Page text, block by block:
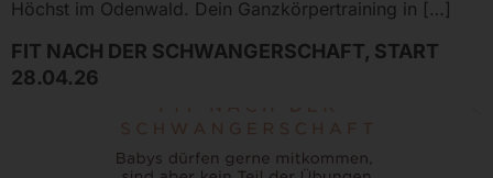
Höchst im Odenwald. Dein Ganzkörpertraining in […]
FIT NACH DER SCHWANGERSCHAFT, START
28.04.26